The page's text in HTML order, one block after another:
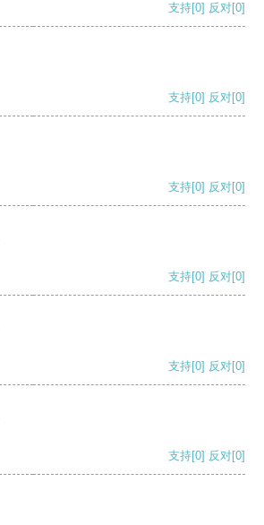
支持[0] 反对[0]
支持[0] 反对[0]
支持[0] 反对[0]
支持[0] 反对[0]
支持[0] 反对[0]
支持[0] 反对[0]